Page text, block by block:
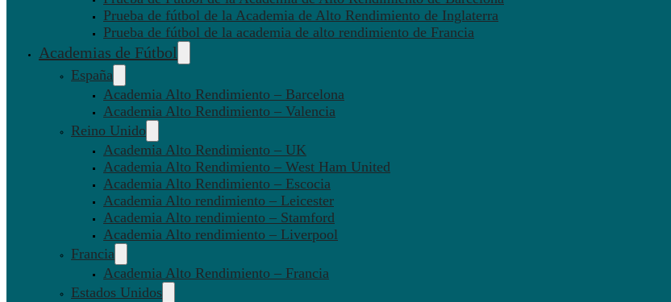
Prueba de fútbol de la Academia de Alto Rendimiento de Inglaterra
Prueba de fútbol de la academia de alto rendimiento de Francia
Academias de Fútbol
España
Academia Alto Rendimiento – Barcelona
Academia Alto Rendimiento – Valencia
Reino Unido
Academia Alto Rendimiento – UK
Academia Alto Rendimiento – West Ham United
Academia Alto Rendimiento – Escocia
Academia Alto rendimiento – Leicester
Academia Alto rendimiento – Stamford
Academia Alto rendimiento – Liverpool
Francia
Academia Alto Rendimiento – Francia
Estados Unidos